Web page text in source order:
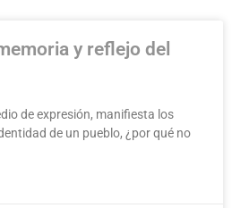
y reflejo del
de expresión, manifiesta los
de un pueblo, ¿por qué no